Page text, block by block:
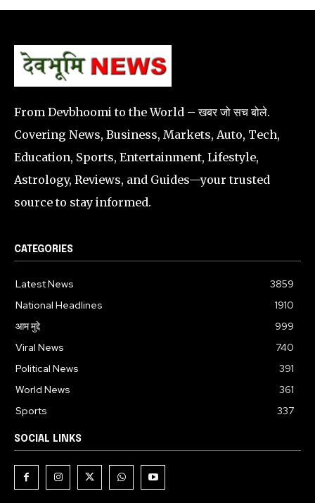
From Devbhoomi to the World – खबर जो सच बोले.
Covering News, Business, Markets, Auto, Tech,
Education, Sports, Entertainment, Lifestyle,
Astrology, Reviews, and Guides—your trusted
source to stay informed.
CATEGORIES
Latest News
3859
National Headlines
1910
आम मुद्दे
999
Viral News
740
Political News
391
World News
361
Sports
337
SOCIAL LINKS